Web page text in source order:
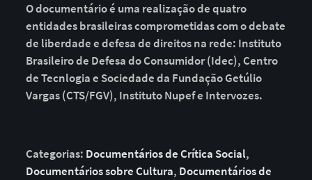
O documentário é uma realização de quatro
entidades brasileiras comprometidas com o debate
de liberdade e defesa de direitos na rede: Instituto
Brasileiro de Defesa do Consumidor (Idec), Centro
de Tecnlogia e Sociedade da Fundação Getúlio
Vargas (CTS/FGV), Instituto Nupef e Intervozes.
Categorias: Documentários de Crítica Social,
Documentários sobre Cultura, Documentários de